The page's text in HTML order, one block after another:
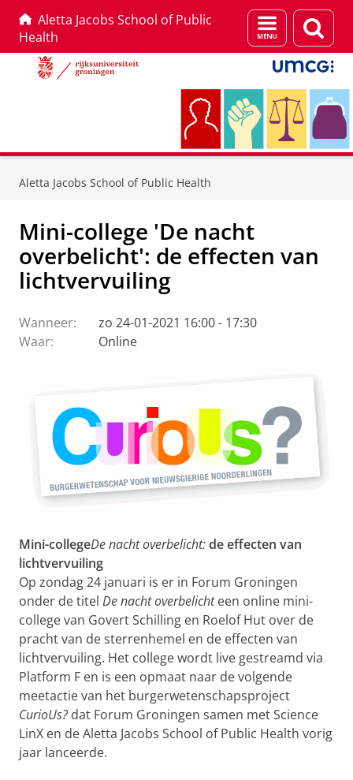
Aletta Jacobs School of Public
Health
Menu
en
zoeken
Aletta Jacobs School of Public Health
Mini-college 'De nacht
overbelicht': de effecten van
lichtvervuiling
Wanneer:
zo 24-01-2021 16:00 - 17:30
Waar:
Online
Mini-collegeDe nacht overbelicht:de effecten van
lichtvervuiling
Op zondag 24 januari is er in Forum Groningen
onder de titel De nacht overbelichteen online mini-
college van Govert Schilling en Roelof Hut over de
pracht van de sterrenhemel en de effecten van
lichtvervuiling. Het college wordt live gestreamd via
Platform F en is een opmaat naar de volgende
meetactie van het burgerwetenschapsproject
CurioUs?dat Forum Groningen samen met Science
LinX en de Aletta Jacobs School of Public Health vorig
jaar lanceerde.